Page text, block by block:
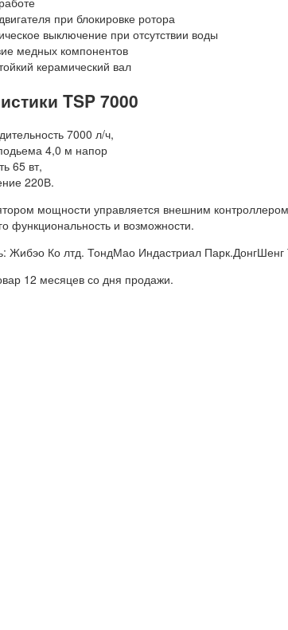
при блокировке ротора
выключение при отсутствии воды
медных компонентов
керамический вал
TSP 7000
7000 л/ч,
4,0 м напор
65 вт,
220В.
мощности управляется внешним
функциональность и возможности.
Жибэо Ко лтд. ТондМао Индастриал Парк.ДонгШенг
12 месяцев со дня продажи.